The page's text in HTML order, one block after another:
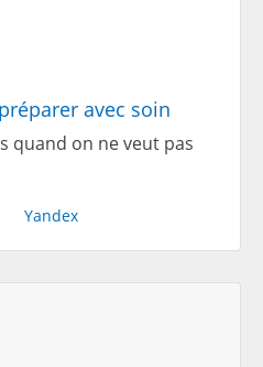
avec soin
quand on ne veut pas
Yandex